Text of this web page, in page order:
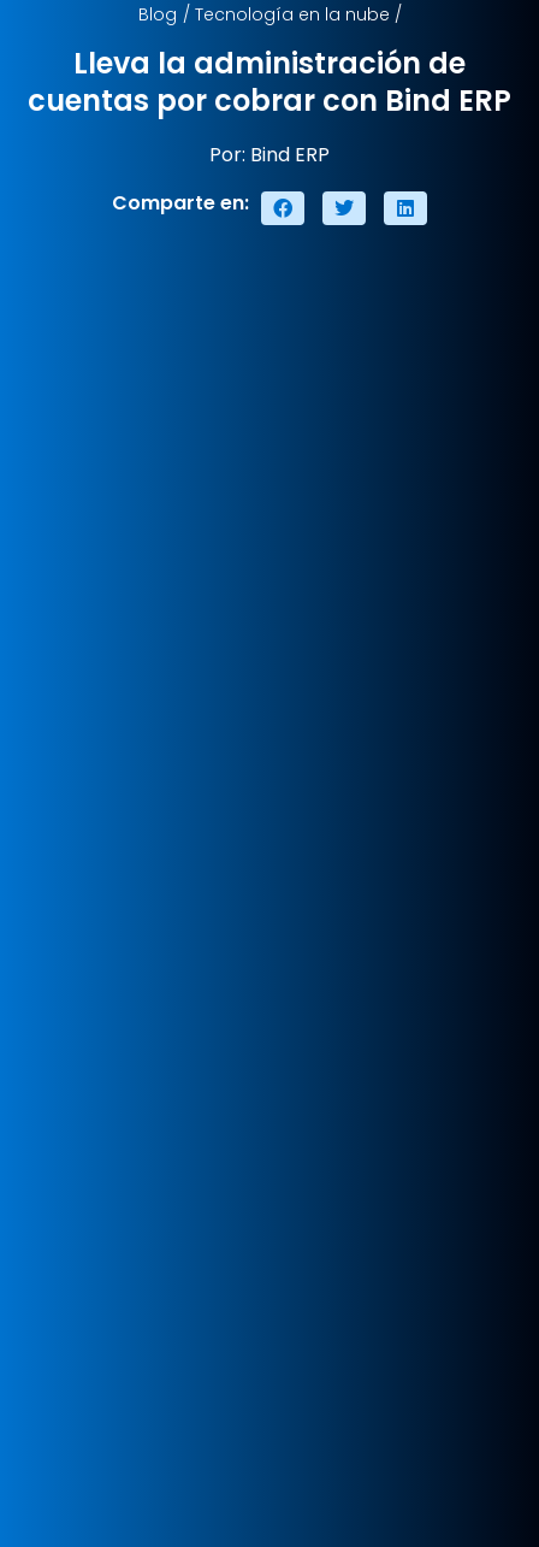
Blog / Tecnología en la nube /
Lleva la administración de
cuentas por cobrar con Bind ERP
Por: Bind ERP
Comparte en: